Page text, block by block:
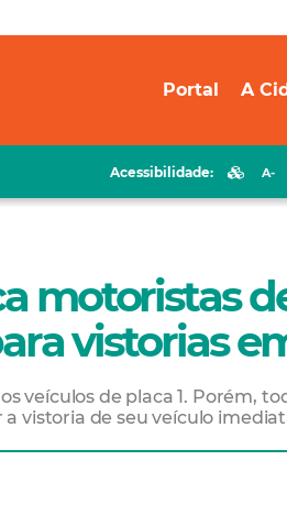
Portal A
Acessibilidade: A-
motoristas
vistorias
veículos de placa 1. Porém,
vistoria de seu veículo